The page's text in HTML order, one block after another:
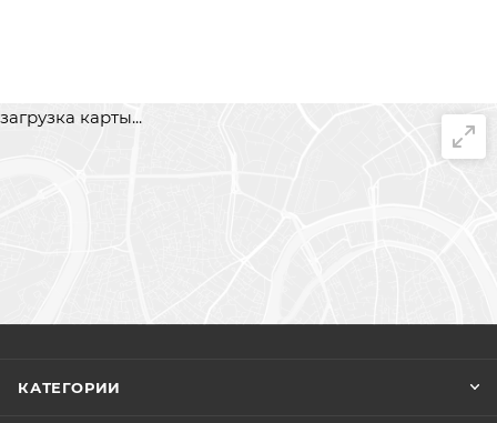
загрузка карты...
КАТЕГОРИИ